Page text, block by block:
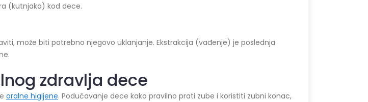
(kutnjaka) kod dece.
može biti potrebno njegovo uklanjanje. Ekstrakcija (vađenje) je poslednja
zdravlja dece
oralne higijene. Podučavanje dece kako pravilno prati zube i koristiti zubni konac,